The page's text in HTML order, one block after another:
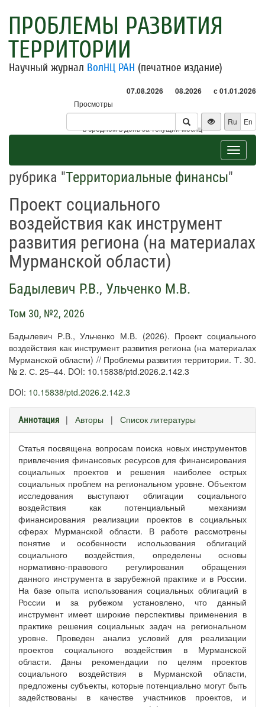
ПРОБЛЕМЫ РАЗВИТИЯ
ТЕРРИТОРИИ
Научный журнал ВолНЦ РАН (печатное издание)
07.08.2026 08.2026 с 01.01.2026
Просмотры
Посетители
* - в среднем в день за текущий месяц
Ru En
Toggle
рубрика "Территориальные финансы"
Проект социального
воздействия как инструмент
развития региона (на материалах
Мурманской области)
Бадылевич Р.В., Ульченко М.В.
Том 30, №2, 2026
Бадылевич Р.В., Ульченко М.В. (2026). Проект социального
воздействия как инструмент развития региона (на материалах
Мурманской области) // Проблемы развития территории. Т. 30.
№ 2. С. 25–44. DOI: 10.15838/ptd.2026.2.142.3
DOI: 10.15838/ptd.2026.2.142.3
Аннотация | Авторы | Список литературы
Статья посвящена вопросам поиска новых инструментов
привлечения финансовых ресурсов для финансирования
социальных проектов и решения наиболее острых
социальных проблем на региональном уровне. Объектом
исследования выступают облигации социального
воздействия как потенциальный механизм
финансирования реализации проектов в социальных
сферах Мурманской области. В работе рассмотрены
понятие и особенности использования облигаций
социального воздействия, определены основы
нормативно-правового регулирования обращения
данного инструмента в зарубежной практике и в России.
На базе опыта использования социальных облигаций в
России и за рубежом установлено, что данный
инструмент имеет широкие перспективы применения в
практике решения социальных задач на региональном
уровне. Проведен анализ условий для реализации
проектов социального воздействия в Мурманской
области. Даны рекомендации по целям проектов
социального воздействия в Мурманской области,
предложены субъекты, которые потенциально могут быть
задействованы в качестве участников проектов, и